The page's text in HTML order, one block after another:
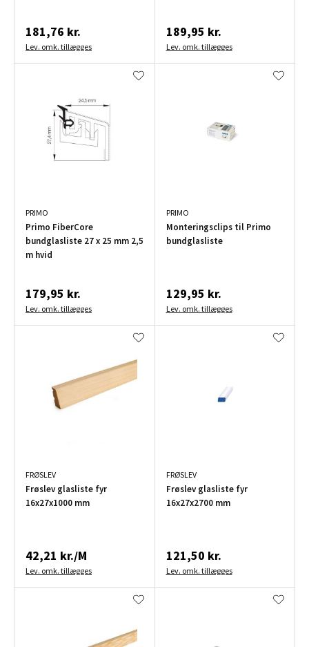
181,76 kr.
Lev. omk. tillægges
189,95 kr.
Lev. omk. tillægges
PRIMO
Primo FiberCore
bundglasliste 27 x 25 mm 2,5
m hvid
179,95 kr.
Lev. omk. tillægges
PRIMO
Monteringsclips til Primo
bundglasliste
129,95 kr.
Lev. omk. tillægges
FRØSLEV
Frøslev glasliste fyr
16x27x1000 mm
42,21 kr./M
Lev. omk. tillægges
FRØSLEV
Frøslev glasliste fyr
16x27x2700 mm
121,50 kr.
Lev. omk. tillægges